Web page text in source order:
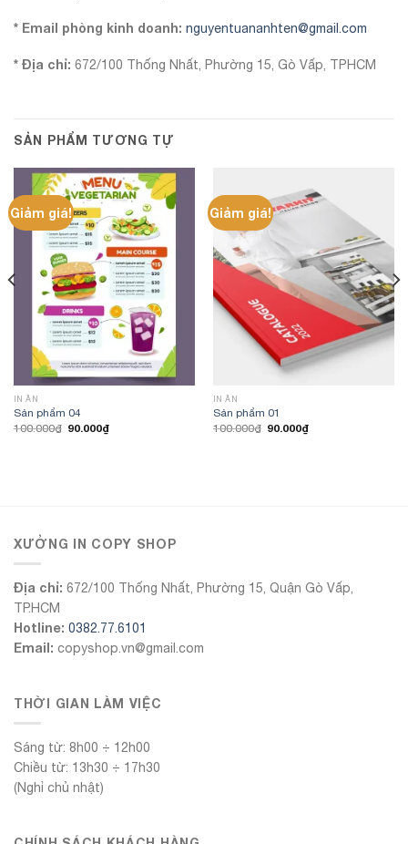
* Email phòng kinh doanh: nguyentuananhten@gmail.com
* Địa chỉ: 672/100 Thống Nhất, Phường 15, Gò Vấp, TPHCM
SẢN PHẨM TƯƠNG TỰ
Giảm giá!
IN ẤN
Sản phẩm 04
100.000₫ Giá
90.000₫Giá
Giảm giá!
IN ẤN
Sản phẩm 01
100.000₫ Giá
90.000₫Giá
XƯỞNG IN COPY SHOP
Địa chỉ: 672/100 Thống Nhất, Phường 15, Quận Gò Vấp,
TP.HCM
Hotline: 0382.77.6101
Email: copyshop.vn@gmail.com
THỜI GIAN LÀM VIỆC
Sáng từ: 8h00 ÷ 12h00
Chiều từ: 13h30 ÷ 17h30
(Nghỉ chủ nhật)